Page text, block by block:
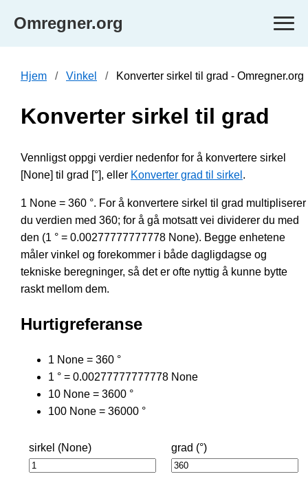
Omregner.org
Hjem Vinkel Konverter sirkel til grad - Omregner.org
Konverter sirkel til grad
Vennligst oppgi verdier nedenfor for å konvertere sirkel
[None] til grad [°], eller Konverter grad til sirkel .
1 None = 360 °. For å konvertere sirkel til grad multipliserer
du verdien med 360; for å gå motsatt vei dividerer du med
den (1 ° = 0.00277777777778 None). Begge enhetene
måler vinkel og forekommer i både dagligdagse og
tekniske beregninger, så det er ofte nyttig å kunne bytte
raskt mellom dem.
Hurtigreferanse
1 None = 360 °
1 ° = 0.00277777777778 None
10 None = 3600 °
100 None = 36000 °
sirkel (None) grad (°)